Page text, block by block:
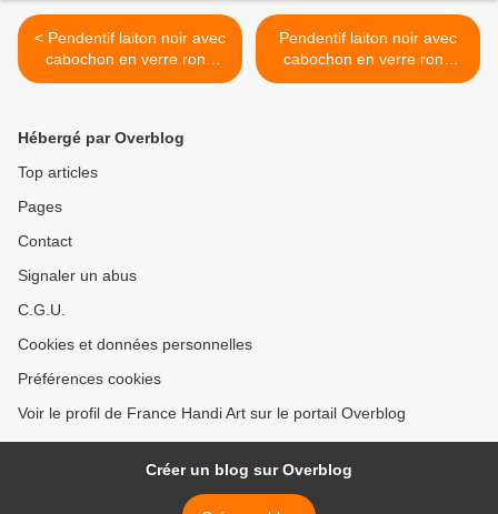
< Pendentif laiton noir avec
cabochon en verre rond
Peinture acrylique originale
anniversaire noel,bijou
artistique,petit prix,fait
Pendentif laiton noir avec
cabochon en verre rond
Peinture acrylique originale
Hébergé par Overblog
Top articles
Pages
Contact
Signaler un abus
C.G.U.
Cookies et données personnelles
Préférences cookies
Voir le profil de France Handi Art sur le portail Overblog
Créer un blog sur Overblog